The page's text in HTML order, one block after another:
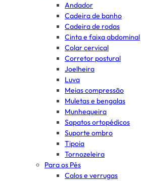
Andador
Cadeira de banho
Cadeira de rodas
Cinta e faixa abdominal
Colar cervical
Corretor postural
Joelheira
Luva
Meias compressão
Muletas e bengalas
Munhequeira
Sapatos ortopédicos
Suporte ombro
Tipoia
Tornozeleira
Para os Pés
Calos e verrugas